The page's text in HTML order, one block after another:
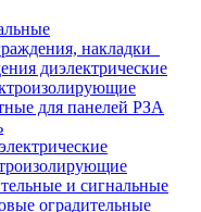
накладки
диэлектрические
для панелей РЗА
и сигнальные
оградительные